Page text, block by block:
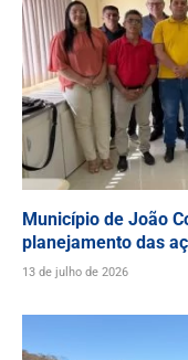
Município de João
planejamento das
13 de julho de 2026